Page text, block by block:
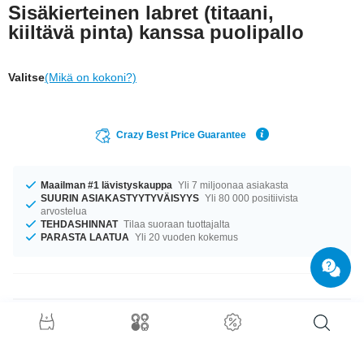
Sisäkierteinen labret (titaani,
kiiltävä pinta) kanssa puolipallo
Valitse(Mikä on kokoni?)
Crazy Best Price Guarantee
Maailman #1 lävistyskauppa Yli 7 miljoonaa asiakasta
SUURIN ASIAKASTYYTYVÄISYYS Yli 80 000 positiivista
arvostelua
TEHDASHINNAT Tilaa suoraan tuottajalta
PARASTA LAATUA Yli 20 vuoden kokemus
Tuotetiedot